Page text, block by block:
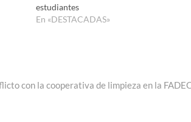
estudiantes
En «DESTACADAS»
con la cooperativa de limpieza en la